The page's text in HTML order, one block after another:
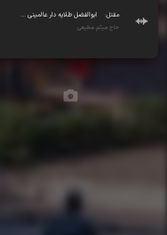
مقتل:
ابوالفضل طلایه دار عالمینی ...
حاج میثم مطیعی
تصاویر مجلس